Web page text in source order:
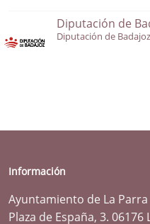
Diputación de
Diputación de Badajoz
Información
Ayuntamiento de La Parra
Plaza de España, 3. 06176